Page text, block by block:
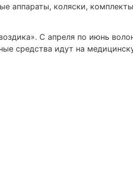
аппараты, коляски,
С апреля по июнь
средства идут на